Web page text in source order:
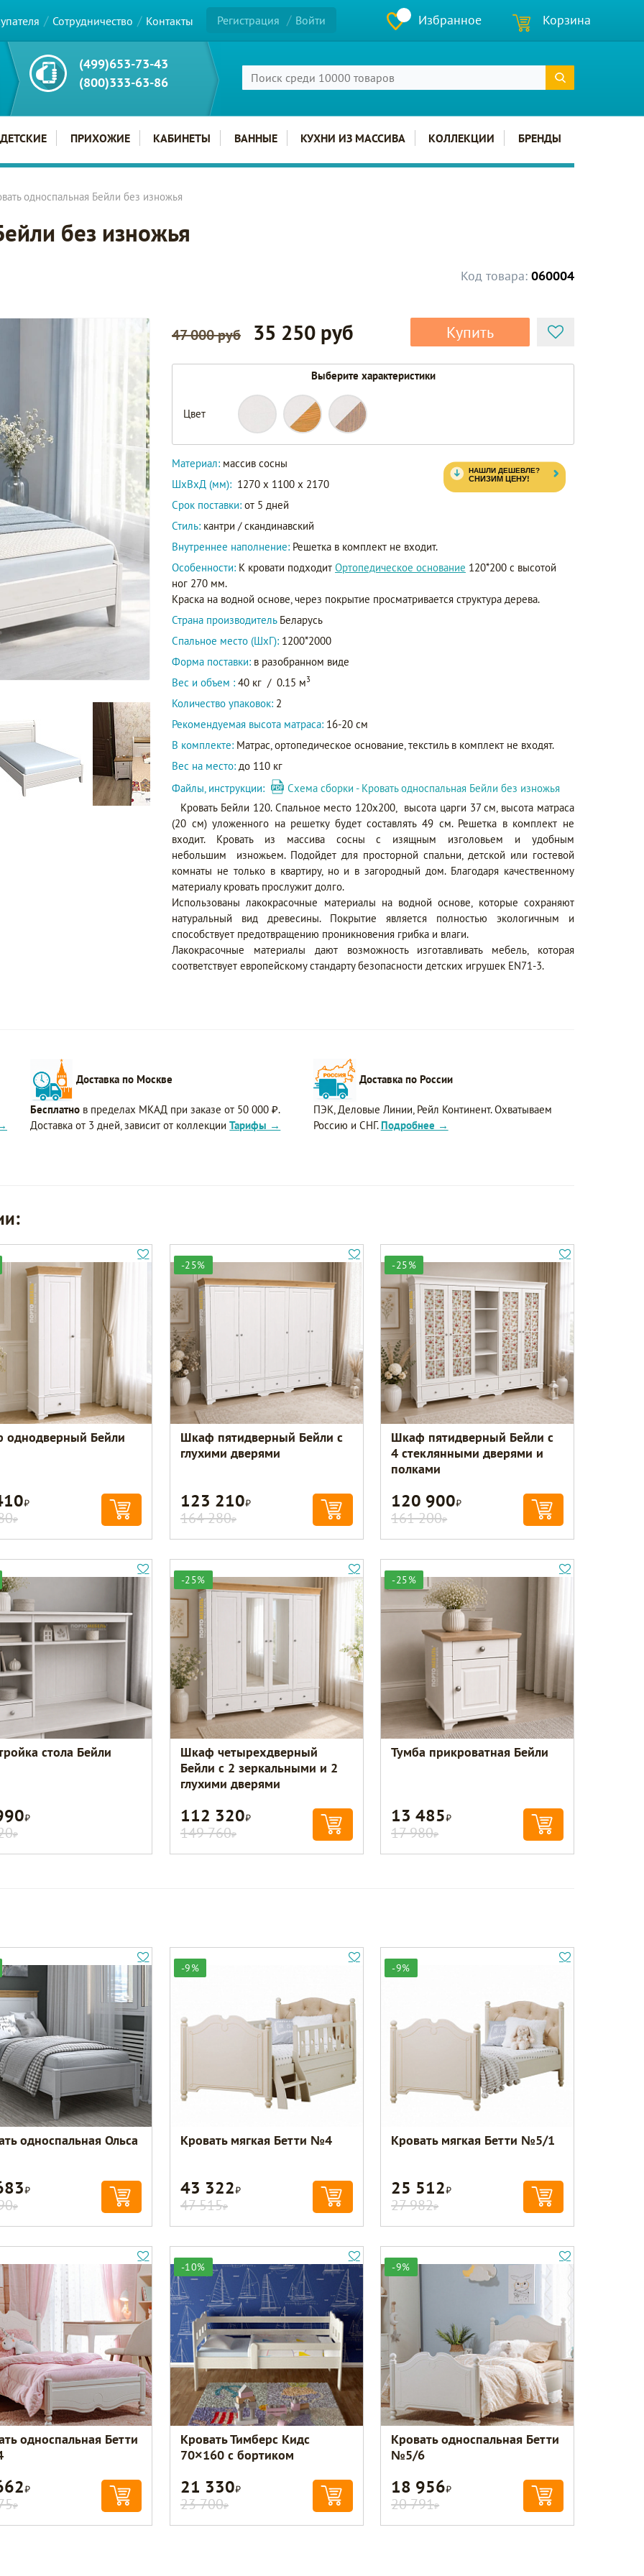
Сотрудничество Контакты Регистрация Войти Избранное Корзина
(499)653-73-43
(800)333-63-86
ДЕТСКИЕ ПРИХОЖИЕ КАБИНЕТЫ ВАННЫЕ КУХНИ ИЗ МАССИВА КОЛЛЕКЦИИ БРЕНДЫ
односпальная Бейли без изножья
без изножья
Код товара: 060004
47 000 руб 35 250 руб Купить
Выберите характеристики
Цвет
82120N
88120N
Материал: массив сосны
ШxВxД (мм): 1270 x 1100 x 2170
Срок поставки: от 5 дней
Стиль: кантри / скандинавский
Внутреннее наполнение: Решетка в комплект не входит.
Особенности: К кровати подходит Ортопедическое основание 120*200 с высотой
ног 270 мм.
Краска на водной основе, через покрытие просматривается структура дерева.
Страна производитель Беларусь
Спальное место (ШхГ): 1200*2000
Форма поставки: в разобранном виде
Вес и объем : 40 кг / 0.15 м3
Количество упаковок: 2
Рекомендуемая высота матраса: 16-20 см
В комплекте: Матрас, ортопедическое основание, текстиль в комплект не входят.
Вес на место: до 110 кг
Файлы, инструкции:
Схема сборки - Кровать односпальная Бейли без изножья
Кровать Бейли 120. Спальное место 120х200, высота царги 37 см, высота матраса
(20 см) уложенного на решетку будет составлять 49 см. Решетка в комплект не
входит. Кровать из массива сосны с изящным изголовьем и удобным
небольшим изножьем. Подойдет для просторной спальни, детской или гостевой
комнаты не только в квартиру, но и в загородный дом. Благодаря качественному
материалу кровать прослужит долго.
Использованы лакокрасочные материалы на водной основе, которые сохраняют
натуральный вид древесины. Покрытие является полностью экологичным и
способствует предотвращению проникновения грибка и влаги.
Лакокрасочные материалы дают возможность изготавливать мебель, которая
соответствует европейскому стандарту безопасности детских игрушек EN71-3.
Доставка по Москве
Бесплатно в пределах МКАД при заказе от 50 000 ₽.
Доставка от 3 дней, зависит от коллекцииТарифы →
Доставка по России
ПЭК, Деловые Линии, Рейл Континент. Охватываем
Россию и СНГ. Подробнее →
Бейли
Р
Р
-25%
Шкаф пятидверный Бейли с
глухими дверями
123 210Р
164 280Р
-25%
Шкаф пятидверный Бейли с
4 стеклянными дверями и
полками
120 900Р
161 200Р
стола Бейли
Р
Р
-25%
Шкаф четырехдверный
Бейли с 2 зеркальными и 2
глухими дверями
112 320Р
149 760Р
-25%
Тумба прикроватная Бейли
13 485Р
17 980Р
односпальная Ольса
Р
Р
-9%
Кровать мягкая Бетти №4
43 322Р
47 515Р
-9%
Кровать мягкая Бетти №5/1
25 512Р
27 982Р
односпальная Бетти
Р
Р
-10%
Кровать Тимберс Кидс
70×160 с бортиком
21 330Р
23 700Р
-9%
Кровать односпальная Бетти
№5/6
18 956Р
20 791Р